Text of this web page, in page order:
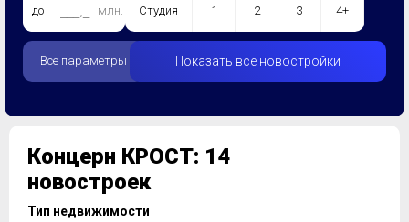
до млн. Студия 1 2 3 4+
Все параметры Показать все новостройки
Концерн КРОСТ: 14
новостроек
Тип недвижимости